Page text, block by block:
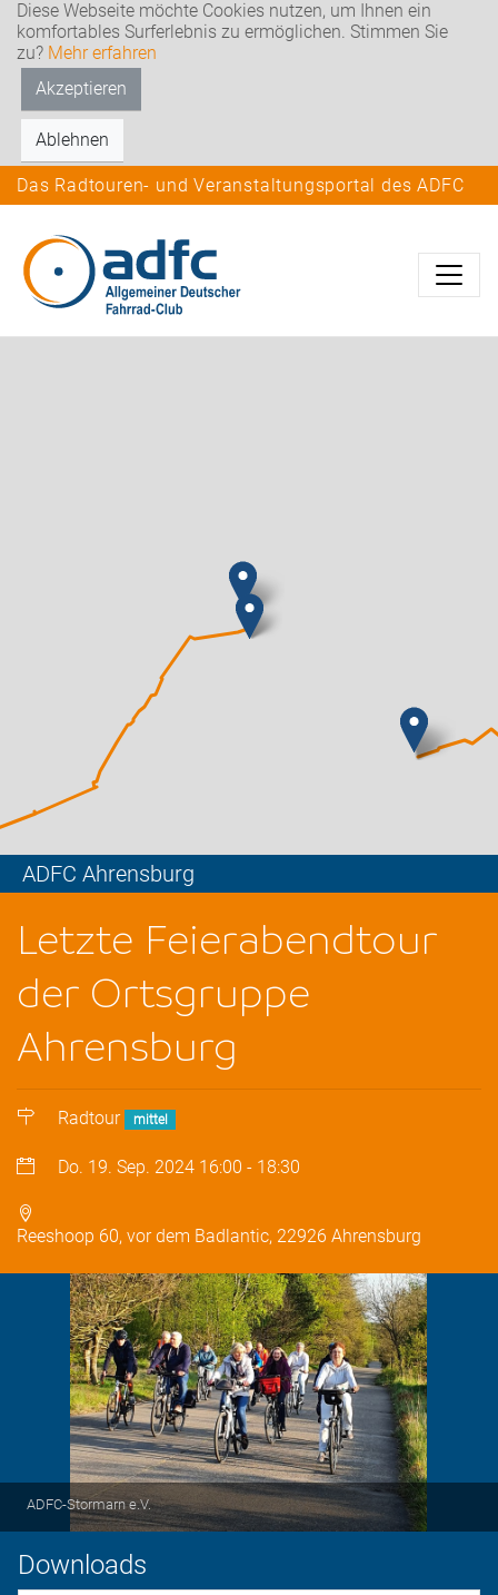
Diese Webseite möchte Cookies nutzen, um Ihnen ein
komfortables Surferlebnis zu ermöglichen. Stimmen Sie
zu? Mehr erfahren
Akzeptieren
Ablehnen
Das Radtouren- und Veranstaltungsportal des ADFC
ADFC Ahrensburg
Letzte Feierabendtour
der Ortsgruppe
Ahrensburg
Radtour mittel
Do. 19. Sep. 2024 16:00 - 18:30
Reeshoop 60, vor dem Badlantic, 22926 Ahrensburg
ADFC-Stormarn e.V.
Downloads